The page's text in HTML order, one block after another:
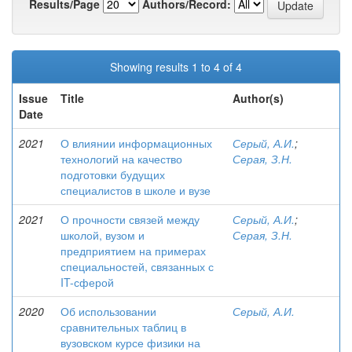
Results/Page
Authors/Record:
Showing results 1 to 4 of 4
Issue
Date
Title Author(s)
2021
О влиянии информационных
технологий на качество
подготовки будущих
специалистов в школе и вузе
Серый, А.И.;
Серая, З.Н.
2021
О прочности связей между
школой, вузом и
предприятием на примерах
специальностей, связанных с
IT-сферой
Серый, А.И.;
Серая, З.Н.
2020
Об использовании
сравнительных таблиц в
вузовском курсе физики на
Серый, А.И.